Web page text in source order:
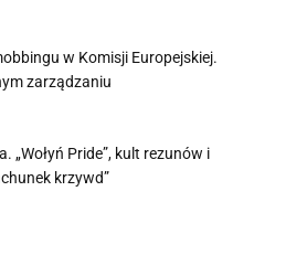
w Komisji Europejskiej.
zarządzaniu
Pride”, kult rezunów i
krzywd”